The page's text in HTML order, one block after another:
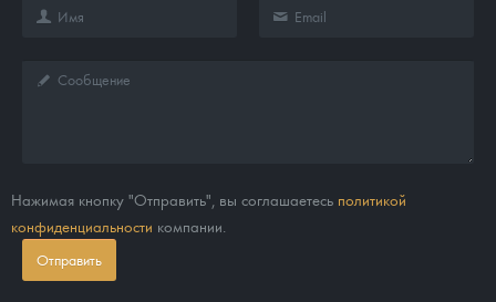
Нажимая кнопку "Отправить", вы соглашаетесь политикой
конфиденциальности компании.
Отправить